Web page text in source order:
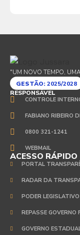
"UM NOVO TEMPO,
GESTÃO:2025/2028
RESPONSÁVEL
CONTROLE
FABIANO RIBEIRO
0800 321-1241
WEBMAIL
ACESSO RÁPIDO
PORTAL
RADAR DA
PODER LEGISLATIVO
REPASSE GOVERNO
GOVERNO